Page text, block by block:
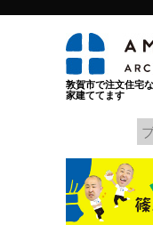
敦賀市で注文住宅
家建ててます